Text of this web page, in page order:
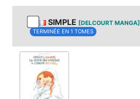
SIMPLE [DELCOURT MANGA]
TERMINÉE EN 1 TOMES